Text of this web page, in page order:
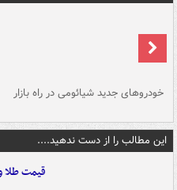
خودروهای جدید شیائومی در راه بازار
این مطالب را از دست ندهید....
قیمت طلا و